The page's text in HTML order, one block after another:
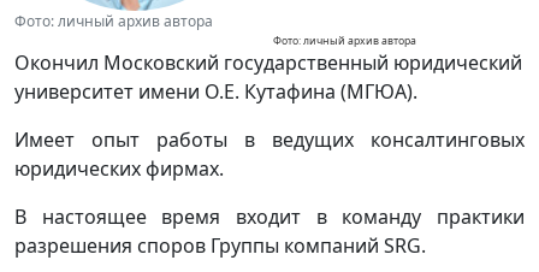
Фото: личный архив автора
Фото: личный архив автора
Окончил Московский государственный юридический
университет имени О.Е. Кутафина (МГЮА).
Имеет опыт работы в ведущих консалтинговых
юридических фирмах.
В настоящее время входит в команду практики
разрешения споров Группы компаний SRG.